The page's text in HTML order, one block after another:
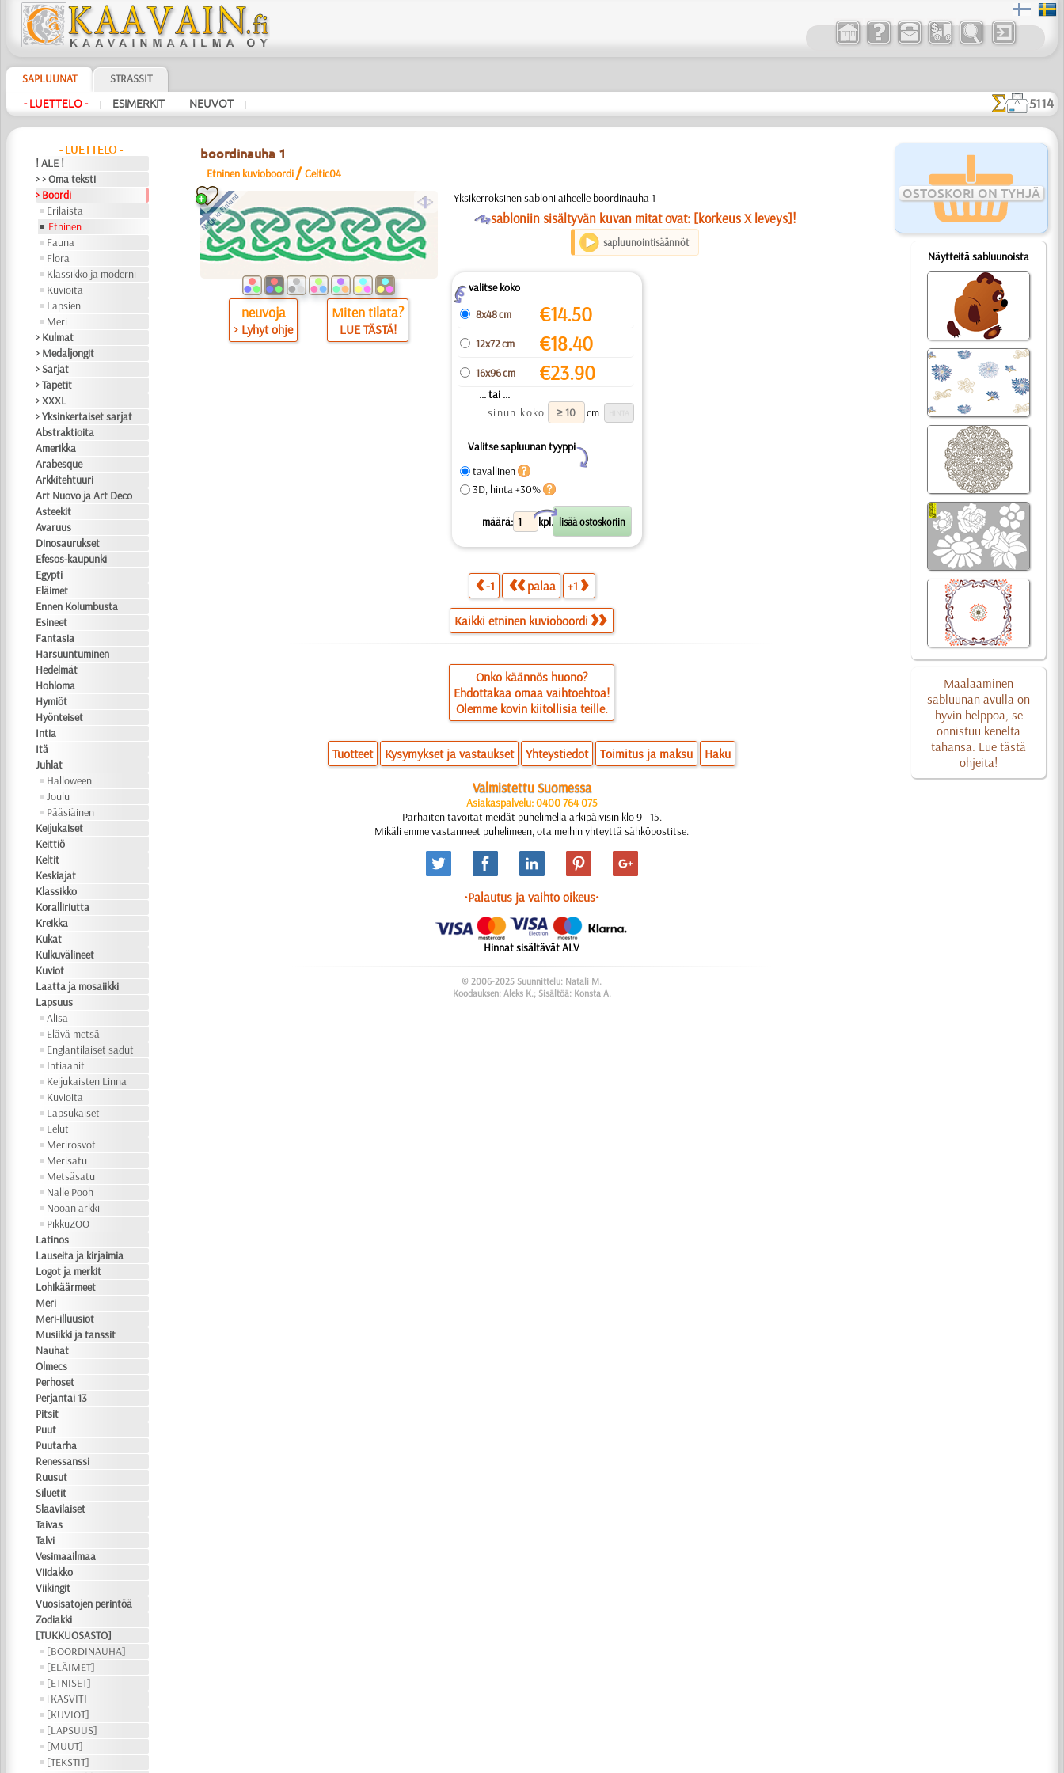
SAPLUUNAT STRASSIT
- LUETTELO - | ESIMERKIT | NEUVOT | 5114
- LUETTELO -
! ALE !
> > Oma teksti
> Boordi
Erilaista
Etninen
Fauna
Flora
Klassikko ja moderni
Kuvioita
Lapsien
Meri
> Kulmat
> Medaljongit
> Sarjat
> Tapetit
> XXXL
> Yksinkertaiset sarjat
Abstraktioita
Amerikka
Arabesque
Arkkitehtuuri
Art Nuovo ja Art Deco
Asteekit
Avaruus
Dinosaurukset
Efesos-kaupunki
Egypti
Eläimet
Ennen Kolumbusta
Esineet
Fantasia
Harsuuntuminen
Hedelmät
Hohloma
Hymiöt
Hyönteiset
Intia
Itä
Juhlat
Halloween
Joulu
Pääsiäinen
Keijukaiset
Keittiö
Keltit
Keskiajat
Klassikko
Koralliriutta
Kreikka
Kukat
Kulkuvälineet
Kuviot
Laatta ja mosaiikki
Lapsuus
Alisa
Elävä metsä
Englantilaiset sadut
Intiaanit
Keijukaisten Linna
Kuvioita
Lapsukaiset
Lelut
Merirosvot
Merisatu
Metsäsatu
Nalle Pooh
Nooan arkki
PikkuZOO
Latinos
Lauseita ja kirjaimia
Logot ja merkit
Lohikäärmeet
Meri
Meri-illuusiot
Musiikki ja tanssit
Nauhat
Olmecs
Perhoset
Perjantai 13
Pitsit
Puut
Puutarha
Renessanssi
Ruusut
Siluetit
Slaavilaiset
Taivas
Talvi
Vesimaailmaa
Viidakko
Viikingit
Vuosisatojen perintöä
Zodiakki
[TUKKUOSASTO]
[BOORDINAUHA]
[ELÄIMET]
[ETNISET]
[KASVIT]
[KUVIOT]
[LAPSUUS]
[MUUT]
[TEKSTIT]
OSTOSKORI ON TYHJÄ
Näytteitä sabluunoista
Maalaaminen
sabluunan avulla on
hyvin helppoa, se
onnistuu keneltä
tahansa. Lue tästä
ohjeita!
boordinauha 1
Etninen kuvioboordi /Celtic04
a
neuvoja
> Lyhyt ohje
Miten tilata?
LUE TÄSTÄ!
Yksikerroksinen sabloni aiheelle boordinauha 1
Osabloniin sisältyvän kuvan mitat ovat: [korkeus X leveys]!
sapluunointisäännöt
Zvalitse koko
8x48 cm
€14.50
12x72 cm €18.40
16x96 cm €23.90
... tai ...
sinun koko
cm
Valitse sapluunan tyyppi
Y
tavallinen
3D, hinta +30%
määrä: kpl.
X
-1 palaa +1
Kaikki etninen kuvioboordi
Onko käännös huono?
Ehdottakaa omaa vaihtoehtoa!
Olemme kovin kiitollisia teille.
Tuotteet Kysymykset ja vastaukset Yhteystiedot Toimitus ja maksu Haku
Valmistettu Suomessa
Asiakaspalvelu: 0400 764 075
Parhaiten tavoitat meidät puhelimella arkipäivisin klo 9 - 15.
Mikäli emme vastanneet puhelimeen, ota meihin yhteyttä sähköpostitse.
•Palautus ja vaihto oikeus•
Hinnat sisältävät ALV
© 2006-2025 Suunnittelu: Natali M.
Koodauksen: Aleks K.; Sisältöä: Konsta A.